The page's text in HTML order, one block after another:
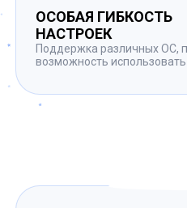
ОСОБАЯ ГИБКОСТЬ
НАСТРОЕК
Поддержка различных ОС,
возможность использовать